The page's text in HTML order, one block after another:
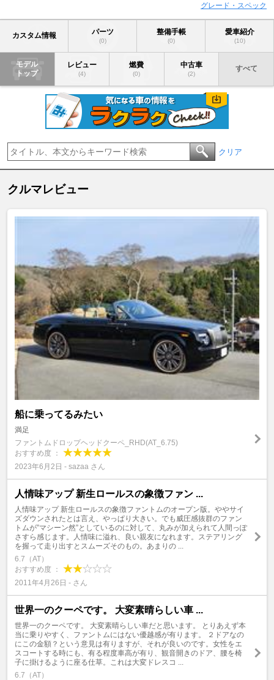
グレード・スペック
カスタム情報 パーツ
(0)
整備手帳
(0)
愛車紹介
(10)
モデル
トップ
レビュー
(4)
燃費
(0)
中古車
(2)
すべて
クリア
クルマレビュー
船に乗ってるみたい
満足
ファントムドロップヘッドクーペ_RHD(AT_6.75)
おすすめ度 ：
2023年6月2日 - sazaa さん
人情味アップ 新生ロールスの象徴ファン ...
人情味アップ 新生ロールスの象徴ファントムのオープン版。ややサイ
ズダウンされたとは言え、やっぱり大きい。でも威圧感抜群のファン
トムが”マシーン然”としているのに対して、丸みが加えられて人間っぽ
さすら感じます。人情味に溢れ、良い親友になれます。ステアリング
を握って走り出すとスムーズそのもの。あまりの ...
6.7（AT）
おすすめ度 ：
2011年4月26日 - さん
世界一のクーペです。 大変素晴らしい車 ...
世界一のクーペです。 大変素晴らしい車だと思います。 とりあえず本
当に乗りやすく、ファントムにはない優越感が有ります。 ２ドアなの
にこの金額？という意見は有りますが、それが良いのです。女性をエ
スコートする時にも、有る程度車高が有り、観音開きのドア、腰を椅
子に掛けるように座る仕草。これは大変ドレスコ ...
6.7（AT）